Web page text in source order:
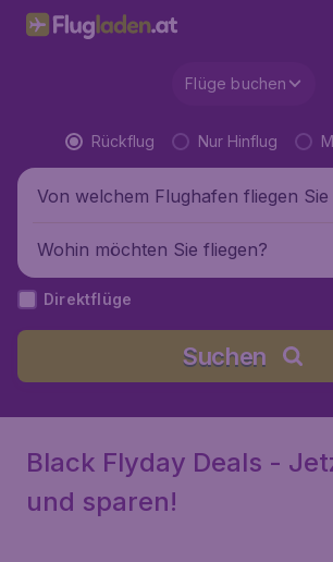
Flüge buchen
Rückflug Nur Hinflug
Von welchem Flughafen fliegen Sie
Wohin möchten Sie fliegen?
Direktflüge
Suchen
Black Flyday Deals -
und sparen!